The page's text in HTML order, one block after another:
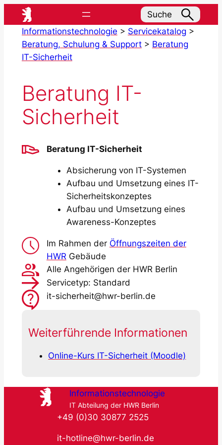
Inhalt
springen
Suche
Informationstechnologie > Servicekatalog >
Beratung, Schulung & Support> Beratung
IT-Sicherheit
Beratung IT-
Sicherheit
Beratung IT-Sicherheit
Absicherung von IT-Systemen
Aufbau und Umsetzung eines IT-
Sicherheitskonzeptes
Aufbau und Umsetzung eines
Awareness-Konzeptes
Im Rahmen der Öffnungszeiten der
HWR Gebäude
Alle Angehörigen der HWR Berlin
Servicetyp: Standard
it-sicherheit@hwr-berlin.de
Weiterführende Informationen
Online-Kurs IT-Sicherheit (Moodle)
Informationstechnologie
IT Abteilung der HWR Berlin
+49 (0)30 30877 2525
it-hotline@hwr-berlin.de